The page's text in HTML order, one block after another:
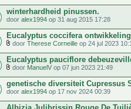
winterhardheid pinussen.
door alex1994 op 31 aug 2015 17:28
Eucalyptus coccifera ontwikkeling
door Therese Corneille op 24 jul 2023
Eucalyptus pauciflore
door ManuelV op 07 jun 2023 21:49
genetische diversiteit Cupressus
door alex1994 op 17 nov 2024 00:39
Albizia Julibrissin Rouge De